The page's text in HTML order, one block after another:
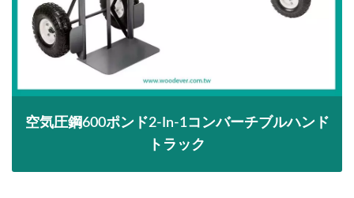
空気圧鋼600ポンド2-In-1コンバーチブルハンド
トラック